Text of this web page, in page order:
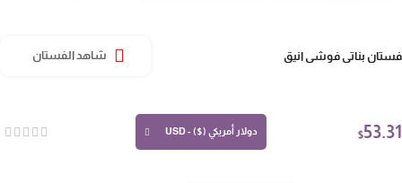
بناتي فوشي انيق شاهد الفستان
$ دولار أمريكي ($) - USD